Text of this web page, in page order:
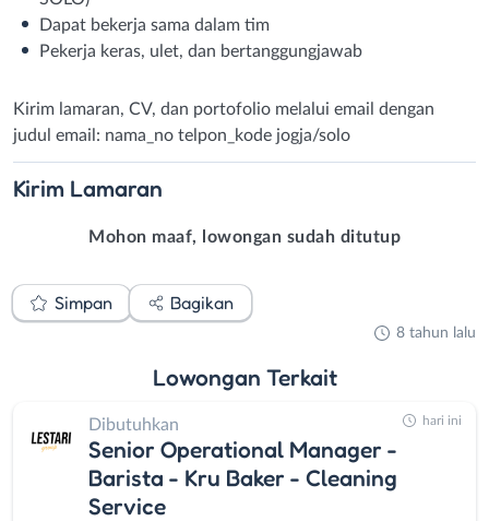
Dapat bekerja sama dalam tim
Pekerja keras, ulet, dan bertanggungjawab
Kirim lamaran, CV, dan portofolio melalui email dengan
judul email: nama_no telpon_kode jogja/solo
Kirim Lamaran
Mohon maaf, lowongan sudah ditutup
Simpan Bagikan
8 tahun lalu
Lowongan Terkait
Dibutuhkan
Senior Operational Manager -
Barista - Kru Baker - Cleaning
Service
hari ini